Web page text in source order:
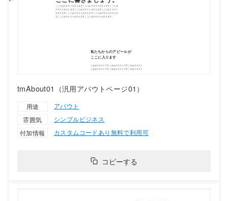
tmAbout01（汎用アバウトページ01）
用途
アバウト
雰囲気
シンプルビジネス
付加情報
カスタムコードあり 無料で利用可
コピーする